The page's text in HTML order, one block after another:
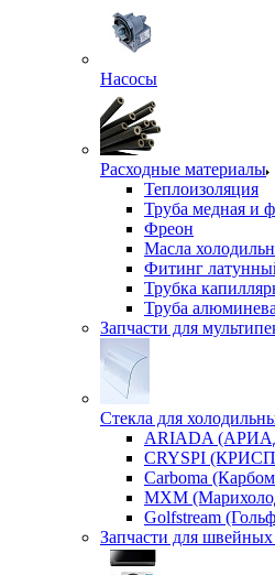
Насосы
Расходные материалы
Теплоизоляция
Труба медная и
Фреон
Масла
Фитинг
Трубка
Труба
Запчасти для
Стекла для
ARIADA
CRYSPI
Carboma
MXM
Golfstream
Запчасти для